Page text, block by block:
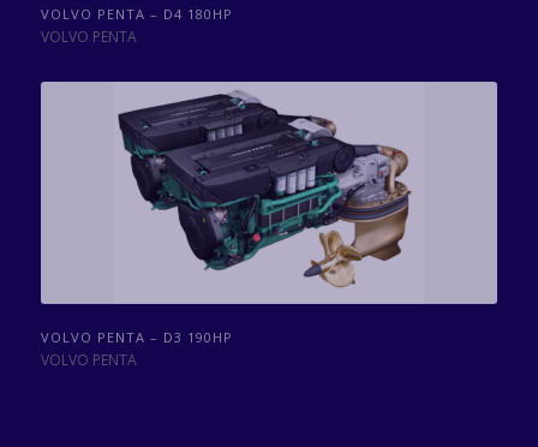
VOLVO PENTA – D4 180HP
VOLVO PENTA
VOLVO PENTA – D3 190HP
VOLVO PENTA